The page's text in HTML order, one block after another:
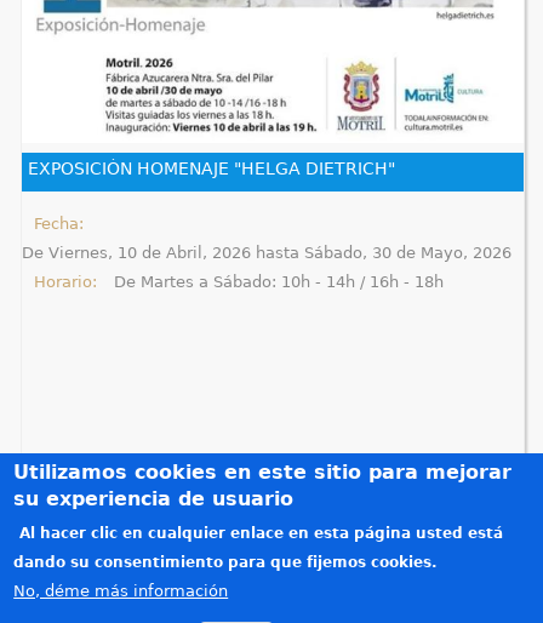
í
EXPOSICIÓN HOMENAJE "HELGA DIETRICH"
Fecha:
De Viernes, 10 de Abril, 2026hasta Sábado, 30 de Mayo, 2026
Horario:
De Martes a Sábado: 10h - 14h / 16h - 18h
Créditos
Teléfonos de interés
Política de privacidad
Utilizamos cookies en este sitio para mejorar
su experiencia de usuario
Al hacer clic en cualquier enlace en esta página usted está
dando su consentimiento para que fijemos cookies.
No, déme más información